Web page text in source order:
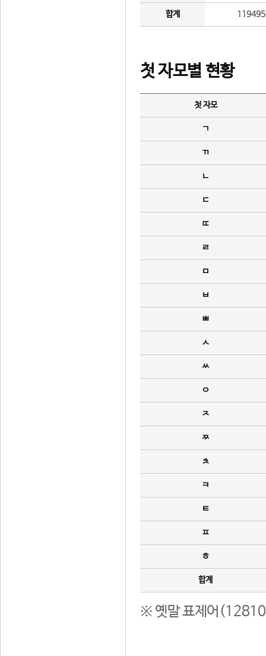
합계
첫 자모별 현황
첫 자모
ㄱ
ㄲ
ㄴ
ㄷ
ㄸ
ㄹ
ㅁ
ㅂ
ㅃ
ㅅ
ㅆ
ㅇ
ㅈ
ㅉ
ㅊ
ㅋ
ㅌ
ㅍ
ㅎ
합계
※ 옛말 표제어(12810